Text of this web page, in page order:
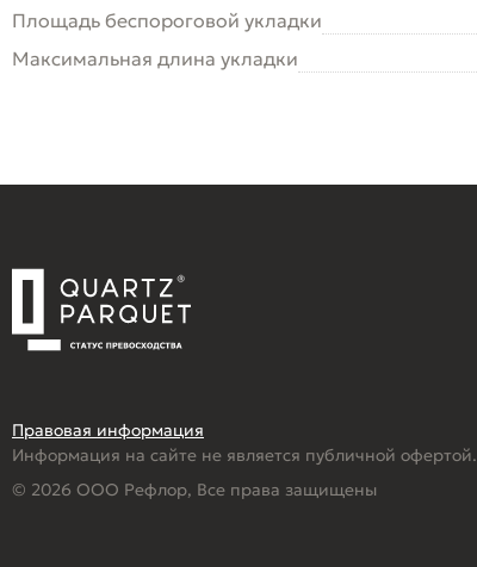
Площадь беспороговой укладки
Максимальная длина укладки
Правовая информация
Информация на сайте не является публичной офертой.
© 2026 ООО Рефлор, Все права защищены